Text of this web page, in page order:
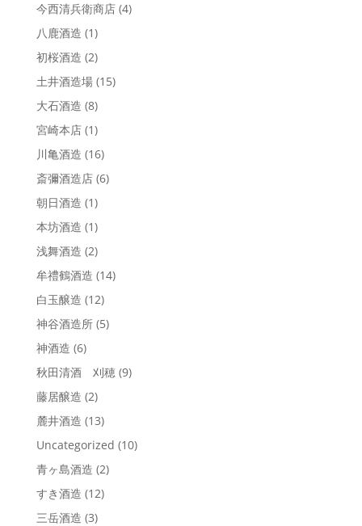
今西清兵衛商店 (4)
八鹿酒造 (1)
初桜酒造 (2)
土井酒造場 (15)
大石酒造 (8)
宮崎本店 (1)
川亀酒造 (16)
斎彌酒造店 (6)
朝日酒造 (1)
本坊酒造 (1)
浅舞酒造 (2)
牟禮鶴酒造 (14)
白玉醸造 (12)
神谷酒造所 (5)
神酒造 (6)
秋田清酒 刈穂 (9)
藤居醸造 (2)
麓井酒造 (13)
Uncategorized (10)
青ヶ島酒造 (2)
すき酒造 (12)
三岳酒造 (3)